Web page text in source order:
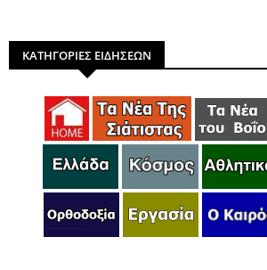
ΚΑΤΗΓΟΡΙΕΣ ΕΙΔΗΣΕΩΝ